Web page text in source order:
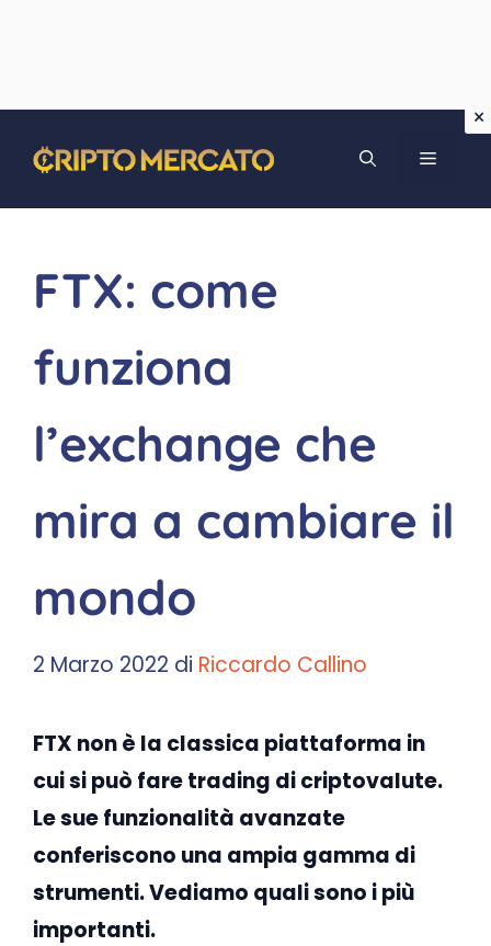
contenuto
MENU
FTX: come
funziona
l’exchange che
mira a cambiare il
mondo
2 Marzo 2022 di Riccardo Callino
FTX non è la classica piattaforma in
cui si può fare trading di criptovalute.
Le sue funzionalità avanzate
conferiscono una ampia gamma di
strumenti. Vediamo quali sono i più
importanti.